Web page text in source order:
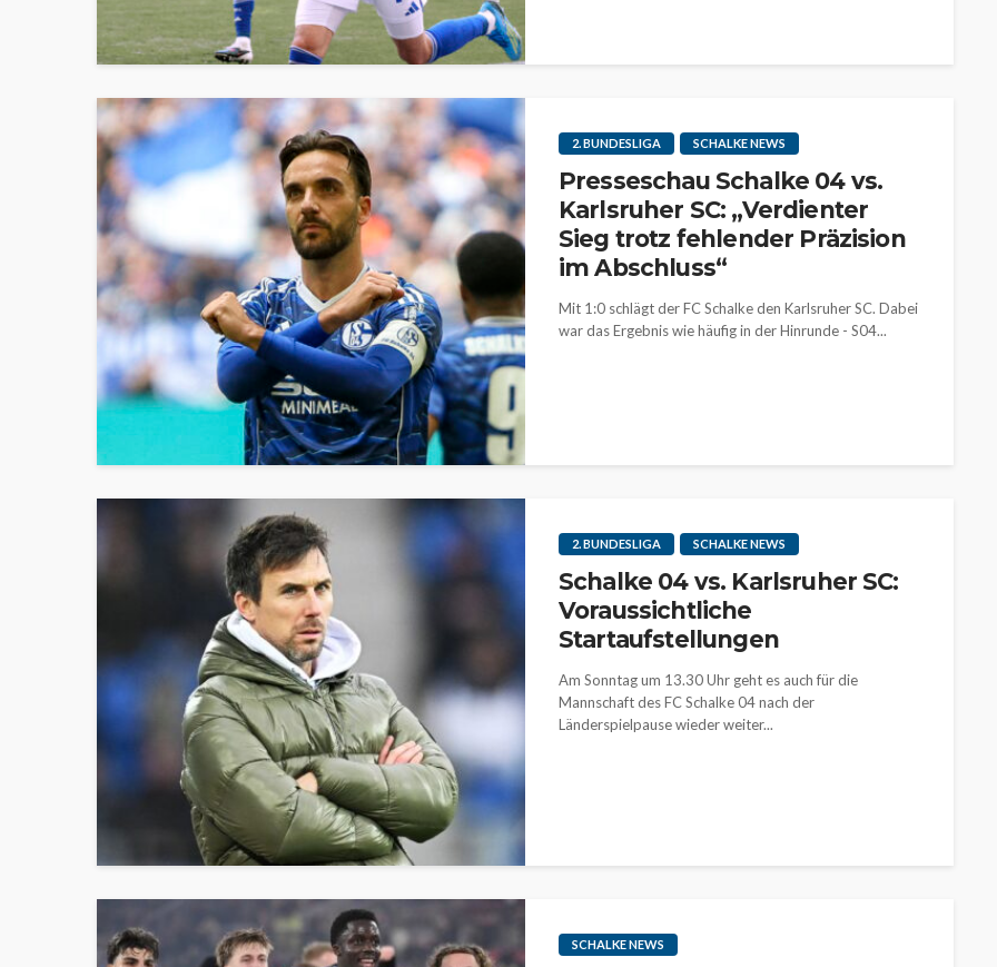
2. BUNDESLIGA SCHALKE NEWS
Presseschau Schalke 04 vs.
Karlsruher SC: „Verdienter
Sieg trotz fehlender Präzision
im Abschluss“
Mit 1:0 schlägt der FC Schalke den Karlsruher SC. Dabei
war das Ergebnis wie häufig in der Hinrunde - S04...
2. BUNDESLIGA SCHALKE NEWS
Schalke 04 vs. Karlsruher SC:
Voraussichtliche
Startaufstellungen
Am Sonntag um 13.30 Uhr geht es auch für die
Mannschaft des FC Schalke 04 nach der
Länderspielpause wieder weiter...
SCHALKE NEWS